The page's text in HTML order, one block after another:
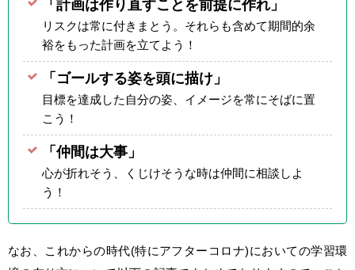
「計画は作り直すことを前提に作れ」
リスクは常に付きまとう。それらも含めて期間的余
裕をもった計画を立てよう！
「ゴールする姿を頭に描け」
目標を達成した自分の姿、イメージを常にそばに置
こう！
「仲間は大事」
心が折れそう、くじけそうな時は仲間に相談しよ
う！
なお、これからの時代(特にアフターコロナ)においての学習環